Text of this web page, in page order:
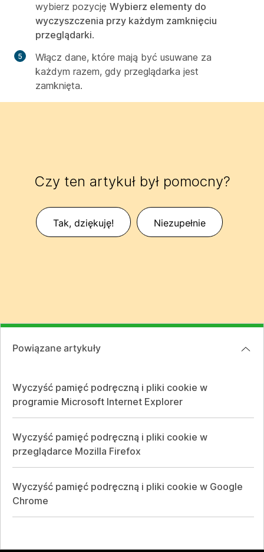
wybierz pozycję Wybierz elementy do
wyczyszczenia przy każdym zamknięciu
przeglądarki.
Włącz dane, które mają być usuwane za
każdym razem, gdy przeglądarka jest
zamknięta.
Czy ten artykuł był pomocny?
Tak, dziękuję! Niezupełnie
Powiązane artykuły
Wyczyść pamięć podręczną i pliki cookie w
programie Microsoft Internet Explorer
Wyczyść pamięć podręczną i pliki cookie w
przeglądarce Mozilla Firefox
Wyczyść pamięć podręczną i pliki cookie w Google
Chrome